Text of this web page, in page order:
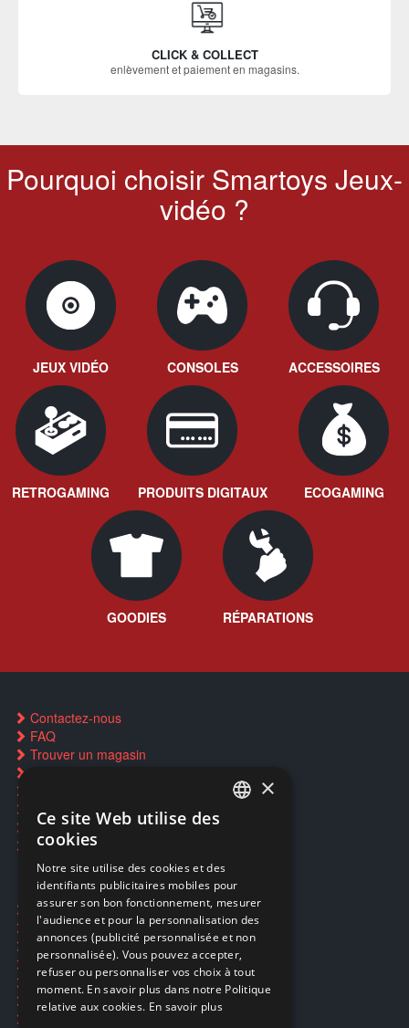
CLICK & COLLECT
enlèvement et paiement en magasins.
Pourquoi choisir Smartoys Jeux-
vidéo ?
JEUX VIDÉO CONSOLES ACCESSOIRES
RETROGAMING PRODUITS DIGITAUX ECOGAMING
GOODIES RÉPARATIONS
Contactez-nous
FAQ
Trouver un magasin
Restauration CD griffés
Réparations & SAV
Smartpoints
Ecogaming
Expédition & retours
Confidentialité
Conditions générales
EA Sport UFC 6
Call of Duty: Modern Warfare 4
Rachat et revente de jeux en cash
ENGLISH
×
Ce site Web utilise des
cookies
Notre site utilise des cookies et des
identifiants publicitaires mobiles pour
assurer son bon fonctionnement, mesurer
l'audience et pour la personnalisation des
annonces (publicité personnalisée et non
personnalisée). Vous pouvez accepter,
refuser ou personnaliser vos choix à tout
moment. En savoir plus dans notre Politique
relative aux cookies. En savoir plus